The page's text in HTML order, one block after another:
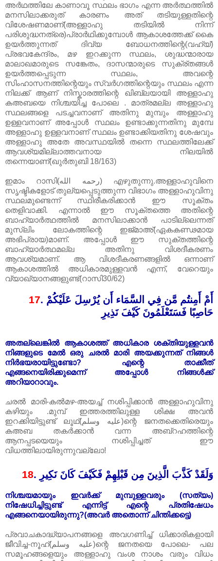
അർഥത്തിലേ കാണാവൂ സ്ഥലം ഭാഗം എന്ന അർത്ഥത്തിൽ
മനസിലാക്കരുത് കാരണം അത് തടിയുള്ളതിന്റെ
വിശേഷണമാണ്(അള്ളാഹു തടിയിൽ നിന്ന്
പരിശുദ്ധനത്രെ)പ്രാർഥിക്കുമ്പോൾ ആകാശത്തേക്ക് കൈ
ഉയർത്തുന്നത് ദിവ്യ ബോധനത്തിന്റെ(വഹ്‌യ്)
പ്രഭവകേന്ദ്രം, മഴ ഇറക്കുന്ന സ്ഥലം, ശുദ്ധന്മാരായ
മാലാഖമാരുടെ സങ്കേതം, ദാസന്മാരുടെ സുക്ര്‌തങ്ങൾ
ഉയർത്തപ്പെടുന്ന സ്ഥലം, അവന്റെ
സിംഹാസനത്തിന്റെയും സ്വർഗത്തിന്റെയും സ്ഥലം എന്ന
നിലക്ക് ആണ് നിസ്കാരത്തിന്റെ ഖിബ്‌ലയായി അള്ളാഹു
കഅബയെ നിശ്ചയിച്ച പോലെ . മാത്രമല്ല അള്ളാഹു
സ്ഥലങ്ങളെ പടച്ചവനാണ് അതിനു മുമ്പും അള്ളാഹു
ഉള്ളവനാണ് അപ്പോൾ സ്ഥലം ഉണ്ടാക്കുന്നതിനു മുമ്പേ
അള്ളാഹു ഉള്ളവനാണ് സ്ഥലം ഉണ്ടാക്കിയതിനു ശേഷവും
അള്ളാഹു അതേ അവസ്ഥയിൽ തന്നെ സ്ഥലത്തിലേക്ക്
ആവശ്യമില്ലാത്തവനായ നിലയിൽ
തന്നെയാണ്(ഖുർതുബി 18/163)
ഇമാം റാസി(رحمه الله) എഴുതുന്നു.അള്ളാഹുവിനെ
സൃ‌ഷ്ടികളോട് തുല്യപ്പെടുത്തുന്ന വിഭാഗം അള്ളാഹുവിനു
സ്ഥലമുണ്ടെന്ന് സ്ഥിരീകരിക്കാൻ ഈ സൂക്തം
തെളിവാക്കി. എന്നാൽ ഈ സൂക്തത്തെ അതിന്റെ
ബാഹ്യാർത്ഥത്തിൽ മനസിലാക്കാൻ പാടില്ലെന്നത്
മു‌സ്‌ലിം ലോകത്തിന്റെ ഇജ്മാ‍അ്(ഏകകണ്ഢമായ
അഭിപ്രായ)മാണ്. അപ്പോൾ ഈ സുക്തത്തിന്റെ
ബാഹ്യാർത്ഥമല്ല അതിനു വിശദീകരണം
ആവശ്യമാണ്. ആ വിശദീകരണങ്ങളിൽ ഒന്നാണ്
ആകാശത്തിൽ അധികാരമുള്ളവൻ എന്ന്, വേറെയും
വ്യാഖ്യാനങ്ങളുണ്ട്(റാസി30/62)
17. أَمْ أَمِنتُم مَّن فِي السَّمَاء أَن يُرْسِلَ عَلَيْكُمْ
حَاصِبًا فَسَتَعْلَمُونَ كَيْفَ نَذِيرِ
അതല്ലെങ്കിൽ ആകാശത്ത് അധികാര ശക്തിയുള്ളവൻ
നിങ്ങളുടെ മേൽ ഒരു ചരൽ മാരി അയക്കുന്നത് നിങ്ങൾ
നിർഭയരായിട്ടുണ്ടോ? എന്റെ താക്കീത്
എങ്ങനെയിരിക്കുമെന്ന് അപ്പോൾ നിങ്ങൾക്ക്
അറിയാറാവും.
ചരൽ മാരി-കൽമഴ-അയച്ച് നശിപ്പിക്കാൻ അള്ളാഹുവിനു
കഴിയും .മുമ്പ് ഇത്തരത്തിലുള്ള ശിക്ഷ അവൻ
ഇറക്കിയിട്ടുണ്ട് ലൂഥ്(عليه وسلم)ന്റെ ജനതക്കെതിരെയും
കഅബ തകർക്കാൻ വന്ന അബ്‌റഹത്തിന്റെ
ആനപ്പടയെയും നശിപ്പിച്ചത് ഈ
വിധത്തിലായിരുന്നുവല്ലോ!
18. وَلَقَدْ كَذَّبَ الَّذِينَ مِن قَبْلِهِمْ فَكَيْفَ كَانَ نَكِيرِ
നിശ്ചയമായും ഇവർക്ക് മുമ്പുള്ളവരും (സത്യം)
നിഷേധിച്ചിട്ടുണ്ട് എന്നിട്ട് എന്റെ പ്രതിഷേധം
എങ്ങനെയായിരുന്നു?(അവർ അതൊന്ന് ചിന്തിക്കട്ടെ)
പ്രവാചകാദ്ധ്യാപനങ്ങളെ അവഗണിച്ച് ധിക്കാരികളായി
ജീവിച്ച-നൂഹ്(عليه وسلم)ന്റെ ജനതയെ പോലെ- പല
സമൂഹങ്ങളെയും അള്ളാഹു വംശ നാശം വരും വിധം